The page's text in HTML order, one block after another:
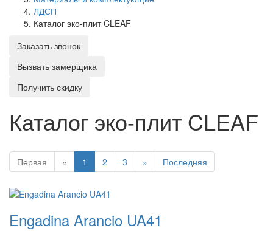
ЛДСП
Каталог эко-плит CLEAF
Заказать звонок
Вызвать замерщика
Получить скидку
Каталог эко-плит CLEAF
Первая « 1 2 3 » Последняя
Engadina Arancio UA41